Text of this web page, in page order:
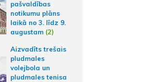
pašvaldības
notikumu plāns
laikā no 3. līdz 9.
augustam (2)
Aizvadīts trešais
pludmales
volejbola un
pludmales tenisa